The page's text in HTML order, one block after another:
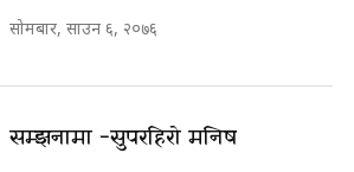
सोमबार, साउन ६, २०७६
सम्झनामा -सुपरहिरो मनिष